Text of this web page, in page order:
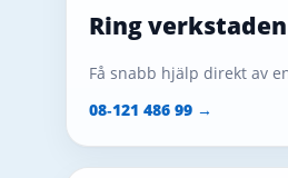
Ring verkstaden
Få snabb hjälp direkt av
08‑121 486 99 →